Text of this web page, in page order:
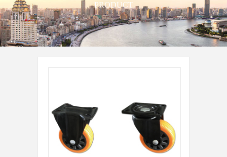
PRODUCT